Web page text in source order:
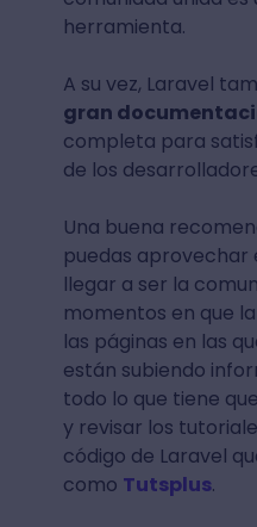
herramienta.
A su vez, Laravel
gran
completa para
de los
Una buena
puedas aprovechar
llegar a ser la
momentos en que
las páginas en las
están subiendo
todo lo que tiene
y revisar los
código de Laravel
como Tutsplus.